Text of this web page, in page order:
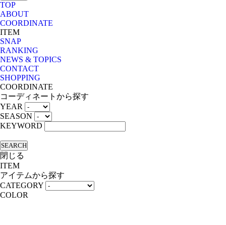
TOP
ABOUT
COORDINATE
ITEM
SNAP
RANKING
NEWS & TOPICS
CONTACT
SHOPPING
COORDINATE
コーディネートから探す
YEAR
SEASON
KEYWORD
SEARCH
閉じる
ITEM
アイテムから探す
CATEGORY
COLOR